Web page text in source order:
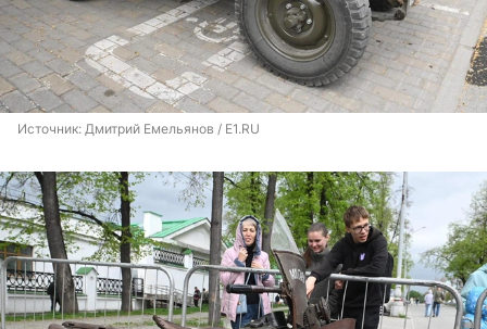
Источник: Дмитрий Емельянов / E1.RU